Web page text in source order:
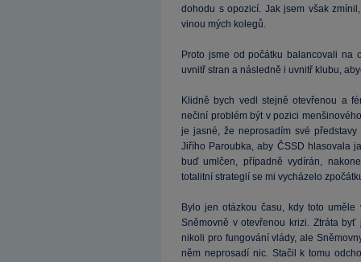
dohodu s opozicí. Jak jsem však
vinou mých kolegů.
Proto jsme od počátku balancovali na
uvnitř stran a následně i uvnitř klubu,
Klidně bych vedl stejně otevřenou a
nečiní problém být v pozici
je jasné, že neprosadím své
Jiřího Paroubka, aby ČSSD hlasovala
buď umlčen, případně vydírán,
totalitní strategií se mi vycházelo
Bylo jen otázkou času, kdy toto
Sněmovně v otevřenou krizi. Ztráta
nikoli pro fungování vlády, ale
něm neprosadí nic. Stačil k tomu